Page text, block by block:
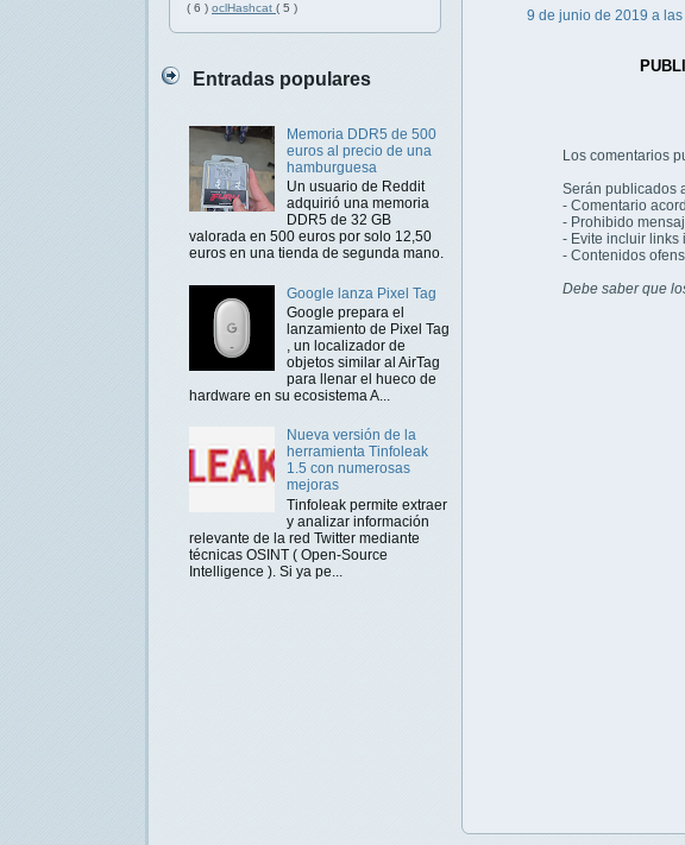
( 6 ) oclHashcat ( 5 )
Entradas populares
Memoria DDR5 de 500
euros al precio de una
hamburguesa
Un usuario de Reddit
adquirió una memoria
DDR5 de 32 GB
valorada en 500 euros por solo 12,50
euros en una tienda de segunda mano.
Google lanza Pixel Tag
Google prepara el
lanzamiento de Pixel Tag
, un localizador de
objetos similar al AirTag
para llenar el hueco de
hardware en su ecosistema A...
Nueva versión de la
herramienta Tinfoleak
1.5 con numerosas
mejoras
Tinfoleak permite extraer
y analizar información
relevante de la red Twitter mediante
técnicas OSINT ( Open-Source
Intelligence ). Si ya pe...
9 de junio de 2019 a las
Los comentarios
Serán publicados
- Comentario
- Prohibido
- Evite incluir links
- Contenidos
Debe saber que